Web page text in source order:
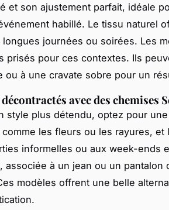
et son ajustement parfait, idéale
habillé. Le tissu naturel
longues journées ou soirées. Les
prisés pour ces contextes. Ils
ou à une cravate sobre pour un
avec des chemises
style plus détendu, optez pour une
les fleurs ou les rayures,
informelles ou aux week-ends
, associée à un jean ou un
modèles offrent une belle